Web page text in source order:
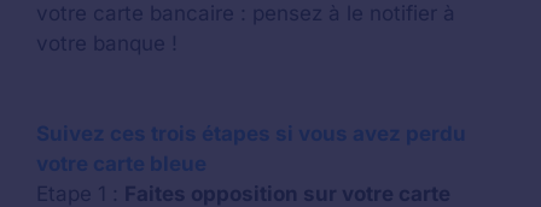
votre carte bancaire : pensez à le notifier à
votre banque !
Suivez ces trois étapes si vous avez perdu
votre carte bleue
Etape 1 : Faites opposition sur votre carte